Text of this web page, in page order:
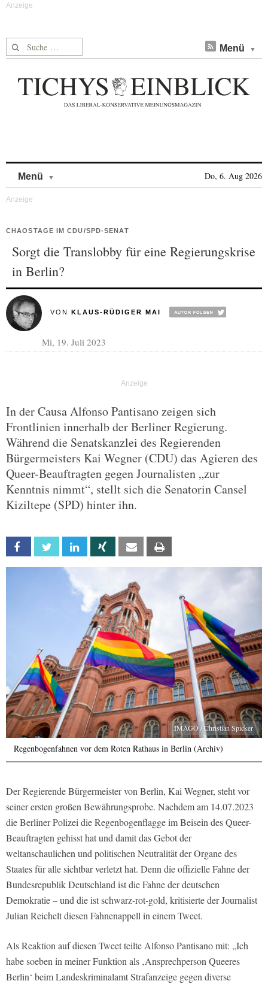
Suche nach: Menü
Menü Do, 6. Aug 2026
CHAOSTAGE IM CDU/SPD-SENAT
Sorgt die Translobby für eine Regierungskrise
in Berlin?
VON KLAUS-RÜDIGER MAI
Mi, 19. Juli 2023
In der Causa Alfonso Pantisano zeigen sich
Frontlinien innerhalb der Berliner Regierung.
Während die Senatskanzlei des Regierenden
Bürgermeisters Kai Wegner (CDU) das Agieren des
Queer-Beauftragten gegen Journalisten „zur
Kenntnis nimmt“, stellt sich die Senatorin Cansel
Kiziltepe (SPD) hinter ihn.
Facebook Twitter Linkedin Xing Email
IMAGO / Christian Spicker
Regenbogenfahnen vor dem Roten Rathaus in Berlin (Archiv)
Der Regierende Bürgermeister von Berlin, Kai Wegner, steht vor
seiner ersten großen Bewährungsprobe. Nachdem am 14.07.2023
die Berliner Polizei die Regenbogenflagge im Beisein des Queer-
Beauftragten gehisst hat und damit das Gebot der
weltanschaulichen und politischen Neutralität der Organe des
Staates für alle sichtbar verletzt hat. Denn die offizielle Fahne der
Bundesrepublik Deutschland ist die Fahne der deutschen
Demokratie – und die ist schwarz-rot-gold, kritisierte der Journalist
Julian Reichelt diesen Fahnenappell in einem Tweet.
Als Reaktion auf diesen Tweet teilte Alfonso Pantisano mit: „Ich
habe soeben in meiner Funktion als ‚Ansprechperson Queeres
Berlin‘ beim Landeskriminalamt Strafanzeige gegen diverse